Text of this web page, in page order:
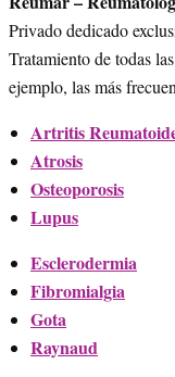
Privado dedicado
Tratamiento de todas
ejemplo, las más
Artritis
Atrosis
Osteoporosis
Lupus
Esclerodermia
Fibromialgia
Gota
Raynaud